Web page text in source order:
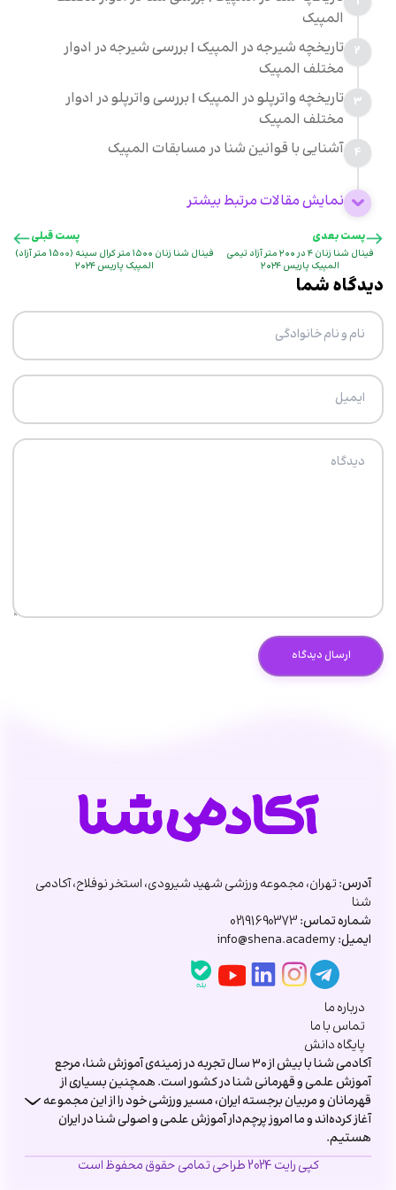
المپیک
2
تاریخچه شیرجه در المپیک | بررسی شیرجه در ادوار
مختلف المپیک
3
تاریخچه واترپلو در المپیک | بررسی واترپلو در ادوار
مختلف المپیک
4 آشنایی با قوانین شنا در مسابقات المپیک
نمایش مقالات مرتبط بیشتر
پست بعدی
فینال شنا زنان ۴ در ۲۰۰ متر آزاد تیمی
المپیک پاریس ۲۰۲۴
پست قبلی
فینال شنا زنان ۱۵۰۰ متر کرال سینه (1500 متر آزاد)
المپیک پاریس ۲۰۲۴
دیدگاه شما
آدرس:تهران، مجموعه ورزشی شهید شیرودی، استخر نوفلاح، آکادمی
شنا
شماره تماس:02191690373
ایمیل:info@shena.academy
درباره ما
تماس با ما
پایگاه دانش
آکادمی شنا با بیش از ۳۰ سال تجربه در زمینه‌ی آموزش شنا، مرجع
آموزش علمی و قهرمانی شنا در کشور است. همچنین بسیاری از
قهرمانان و مربیان برجسته ایران، مسیر ورزشی خود را از این مجموعه
آغاز کرده‌اند و ما امروز پرچم‌دار آموزش علمی و اصولی شنا در ایران
هستیم.
آکادمی شنا با سال ها تجربه در زمینه آموزش شنا ، اکنون با هدف ارائه سبک
زندگی سالم در خدمت شماست. خدماتی که در آکادمی شنا ارائه میشوند
کپی رایت 2024 طراحی تمامی حقوق محفوظ است